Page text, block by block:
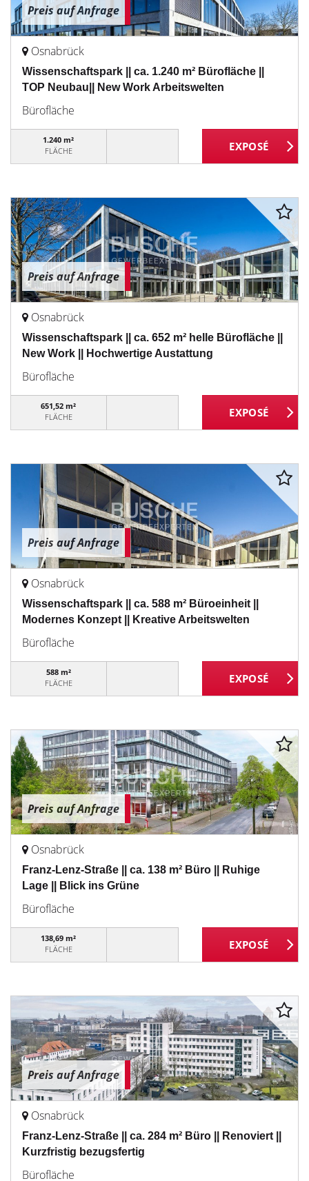
Preis auf Anfrage
Osnabrück
Wissenschaftspark || ca. 1.240 m² Bürofläche ||
TOP Neubau|| New Work Arbeitswelten
Bürofläche
1.240 m²
FLÄCHE
Preis auf Anfrage
Osnabrück
Wissenschaftspark || ca. 652 m² helle Bürofläche ||
New Work || Hochwertige Austattung
Bürofläche
651,52 m²
FLÄCHE
Preis auf Anfrage
Osnabrück
Wissenschaftspark || ca. 588 m² Büroeinheit ||
Modernes Konzept || Kreative Arbeitswelten
Bürofläche
588 m²
FLÄCHE
Preis auf Anfrage
Osnabrück
Franz-Lenz-Straße || ca. 138 m² Büro || Ruhige
Lage || Blick ins Grüne
Bürofläche
138,69 m²
FLÄCHE
Preis auf Anfrage
Osnabrück
Franz-Lenz-Straße || ca. 284 m² Büro || Renoviert ||
Kurzfristig bezugsfertig
Bürofläche